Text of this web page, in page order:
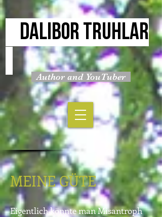
DALIBOR TRUHLAR
Author and YouTuber
MEINE GÜTE
Eigentlich könnte man Misantroph